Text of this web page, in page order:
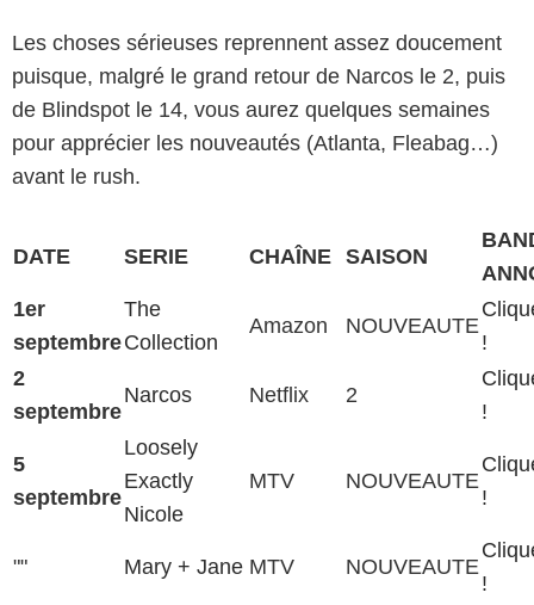
Les choses sérieuses reprennent assez doucement
puisque, malgré le grand retour de Narcos le 2, puis
de Blindspot le 14, vous aurez quelques semaines
pour apprécier les nouveautés (Atlanta, Fleabag…)
avant le rush.
DATE SERIE CHAÎNE SAISON
1er
septembre
The
Collection
Amazon NOUVEAUTE
!
2
septembre
Narcos Netflix 2
!
5
septembre
Loosely
Exactly
Nicole
MTV NOUVEAUTE
!
"" Mary + Jane MTV NOUVEAUTE
!